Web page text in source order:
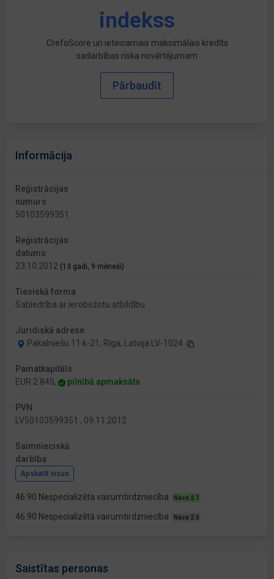
indekss
CrefoScore un ieteicamais maksimālais kredīts
sadarbības riska novērtējumam
Pārbaudīt
Informācija
Reģistrācijas
numurs
50103599351
Reģistrācijas
datums
23.10.2012 (13 gadi, 9 mēneši)
Tiesiskā forma
Sabiedrība ar ierobežotu atbildību
Juridiskā adrese
Pakalniešu 11 k-21, Rīga, Latvija LV-1024
Pamatkapitāls
EUR 2 845,
pilnībā apmaksāts
PVN
LV50103599351 , 09.11.2012
Saimnieciskā
darbība
Apskatīt visus
46.90 Nespecializēta vairumtirdzniecība Nace 2.1
46.90 Nespecializētā vairumtirdzniecība Nace 2.0
Saistītas personas